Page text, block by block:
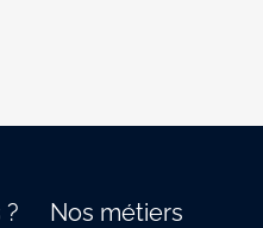
Nos métiers